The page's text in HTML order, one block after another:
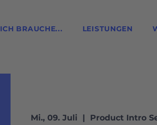
ICH BRAUCHE... LEISTUNGEN
Mi., 09. Juli Product Intro